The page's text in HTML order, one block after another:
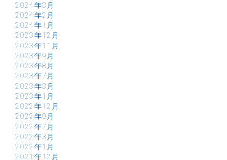
2024年8月
2024年2月
2024年1月
2023年12月
2023年11月
2023年9月
2023年8月
2023年7月
2023年3月
2023年1月
2022年12月
2022年9月
2022年7月
2022年3月
2022年1月
2021年12月